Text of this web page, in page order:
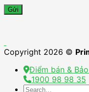
Copyright 2026 ©
Điểm bán &
1900 98 98 35
Search